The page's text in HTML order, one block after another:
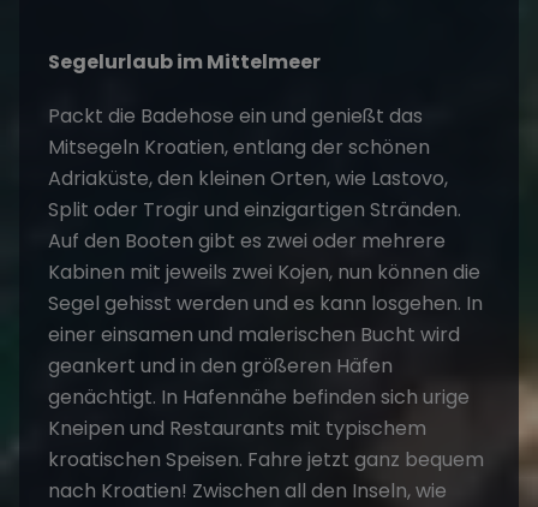
Segelurlaub im Mittelmeer
Packt die Badehose ein und genießt das
Mitsegeln Kroatien, entlang der schönen
Adriaküste, den kleinen Orten, wie Lastovo,
Split oder Trogir und einzigartigen Stränden.
Auf den Booten gibt es zwei oder mehrere
Kabinen mit jeweils zwei Kojen, nun können die
Segel gehisst werden und es kann losgehen. In
einer einsamen und malerischen Bucht wird
geankert und in den größeren Häfen
genächtigt. In Hafennähe befinden sich urige
Kneipen und Restaurants mit typischem
kroatischen Speisen. Fahre jetzt ganz bequem
nach Kroatien! Zwischen all den Inseln, wie